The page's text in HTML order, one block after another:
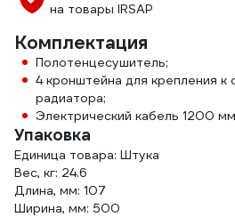
на товары IRSAP
Комплектация
Полотенцесушитель;
4 кронштейна для крепления к
радиатора;
Электрический кабель 1200
Упаковка
Единица товара: Штука
Вес, кг: 24.6
Длина, мм: 107
Ширина, мм: 500